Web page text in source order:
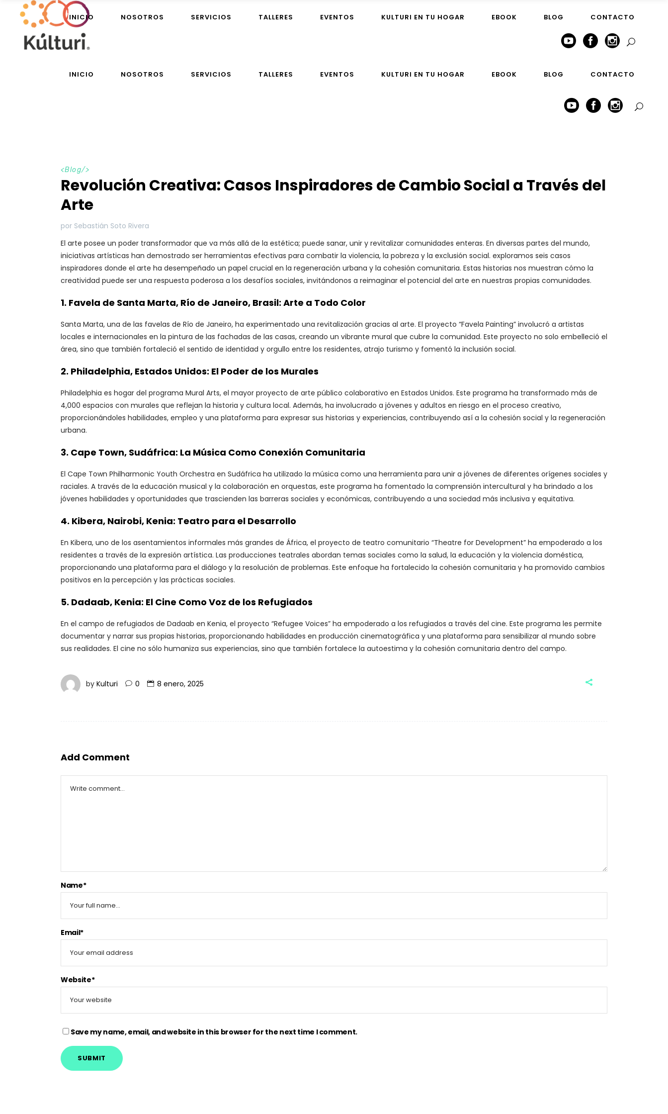
INICIO NOSOTROS SERVICIOS TALLERES EVENTOS KULTURI EN TU HOGAR EBOOK BLOG CONTACTO
INICIO NOSOTROS SERVICIOS TALLERES EVENTOS KULTURI EN TU HOGAR EBOOK BLOG CONTACTO
<Blog/>
Revolución Creativa: Casos Inspiradores de Cambio Social a Través del
Arte
por Sebastián Soto Rivera
El arte posee un poder transformador que va más allá de la estética; puede sanar, unir y revitalizar comunidades enteras. En diversas partes del mundo,
iniciativas artísticas han demostrado ser herramientas efectivas para combatir la violencia, la pobreza y la exclusión social. exploramos seis casos
inspiradores donde el arte ha desempeñado un papel crucial en la regeneración urbana y la cohesión comunitaria. Estas historias nos muestran cómo la
creatividad puede ser una respuesta poderosa a los desafíos sociales, invitándonos a reimaginar el potencial del arte en nuestras propias comunidades.
1. Favela de Santa Marta, Río de Janeiro, Brasil: Arte a Todo Color
Santa Marta, una de las favelas de Río de Janeiro, ha experimentado una revitalización gracias al arte. El proyecto “Favela Painting” involucró a artistas
locales e internacionales en la pintura de las fachadas de las casas, creando un vibrante mural que cubre la comunidad. Este proyecto no solo embelleció el
área, sino que también fortaleció el sentido de identidad y orgullo entre los residentes, atrajo turismo y fomentó la inclusión social.
2. Philadelphia, Estados Unidos: El Poder de los Murales
Philadelphia es hogar del programa Mural Arts, el mayor proyecto de arte público colaborativo en Estados Unidos. Este programa ha transformado más de
4,000 espacios con murales que reflejan la historia y cultura local. Además, ha involucrado a jóvenes y adultos en riesgo en el proceso creativo,
proporcionándoles habilidades, empleo y una plataforma para expresar sus historias y experiencias, contribuyendo así a la cohesión social y la regeneración
urbana.
3. Cape Town, Sudáfrica: La Música Como Conexión Comunitaria
El Cape Town Philharmonic Youth Orchestra en Sudáfrica ha utilizado la música como una herramienta para unir a jóvenes de diferentes orígenes sociales y
raciales. A través de la educación musical y la colaboración en orquestas, este programa ha fomentado la comprensión intercultural y ha brindado a los
jóvenes habilidades y oportunidades que trascienden las barreras sociales y económicas, contribuyendo a una sociedad más inclusiva y equitativa.
4. Kibera, Nairobi, Kenia: Teatro para el Desarrollo
En Kibera, uno de los asentamientos informales más grandes de África, el proyecto de teatro comunitario “Theatre for Development” ha empoderado a los
residentes a través de la expresión artística. Las producciones teatrales abordan temas sociales como la salud, la educación y la violencia doméstica,
proporcionando una plataforma para el diálogo y la resolución de problemas. Este enfoque ha fortalecido la cohesión comunitaria y ha promovido cambios
positivos en la percepción y las prácticas sociales.
5. Dadaab, Kenia: El Cine Como Voz de los Refugiados
En el campo de refugiados de Dadaab en Kenia, el proyecto “Refugee Voices” ha empoderado a los refugiados a través del cine. Este programa les permite
documentar y narrar sus propias historias, proporcionando habilidades en producción cinematográfica y una plataforma para sensibilizar al mundo sobre
sus realidades. El cine no sólo humaniza sus experiencias, sino que también fortalece la autoestima y la cohesión comunitaria dentro del campo.
by Kulturi 0 8 enero, 2025
Add Comment
Name*
Email*
Website*
Save my name, email, and website in this browser for the next time I comment.